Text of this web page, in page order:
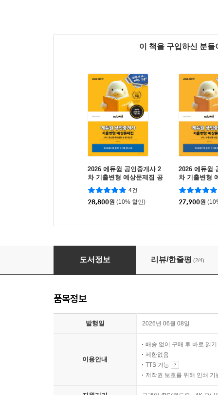
이 책을 구입하신 분
2026 에듀윌 공인중개사 2
차 기출변형 예상문제집 공
인중개사법령 및 중개실무
4건
28,800원 (10% 할인)
2026 에듀윌
차 기출변형
동산공시법
27,900원
2026 에듀윌 공인중개사 2차 기출변형 예상문
도서정보 리뷰/한줄평 (2/4)
품목정보
발행일 2026년 06월 08일
이용안내
배송 없이 구매 후 바로 읽기
제한없음
TTS 가능
저작권 보호를 위해 인쇄 기